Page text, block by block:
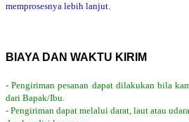
memprosesnya lebih lanjut.
BIAYA DAN WAKTU KIRIM
- Pengiriman pesanan dapat dilakukan bila
dari Bapak/Ibu.
- Pengiriman dapat melalui darat, laut atau